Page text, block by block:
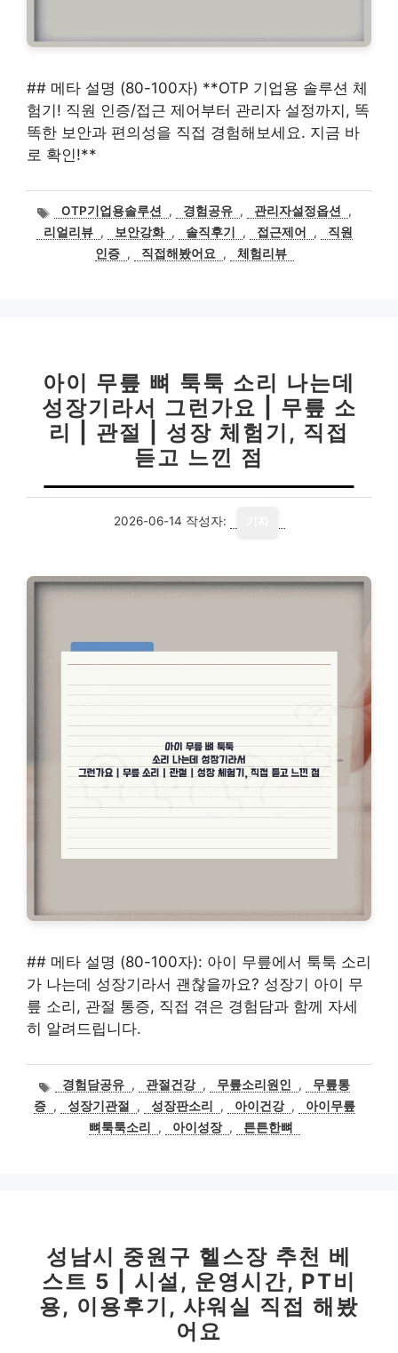
## 메타 설명 (80-100자) **OTP 기업용 솔루션 체
험기! 직원 인증/접근 제어부터 관리자 설정까지, 똑
똑한 보안과 편의성을 직접 경험해보세요. 지금 바
로 확인!**
태
그
OTP기업용솔루션 , 경험공유 , 관리자설정옵션
,
리얼리뷰 , 보안강화 , 솔직후기 , 접근제어 ,
직원
인증 , 직접해봤어요 , 체험리뷰
아이 무릎 뼈 툭툭 소리 나는데
성장기라서 그런가요 | 무릎 소
리 | 관절 | 성장 체험기, 직접
듣고 느낀 점
2026-06-14 작성자:
## 메타 설명 (80-100자): 아이 무릎에서 툭툭 소리
가 나는데 성장기라서 괜찮을까요? 성장기 아이 무
릎 소리, 관절 통증, 직접 겪은 경험담과 함께 자세
히 알려드립니다.
태경험담공유 , 관절건강 , 무릎소리원인 ,
무릎통
증 , 성장기관절 , 성장판소리 , 아이건강 ,
아이무릎
뼈툭툭소리
, 아이성장 , 튼튼한뼈
성남시 중원구 헬스장 추천 베
스트 5 | 시설, 운영시간, PT비
용, 이용후기, 샤워실 직접 해봤
어요